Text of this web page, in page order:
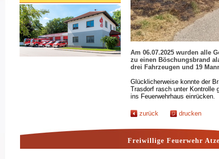
Am 06.07.2025 wurden alle
zu einen Böschungsbrand
drei Fahrzeugen und 19
Glücklicherweise konnte der
Trasdorf rasch unter Kontrolle
ins Feuerwehrhaus einrücken.
zurück drucken
Freiwillige Feuerwehr